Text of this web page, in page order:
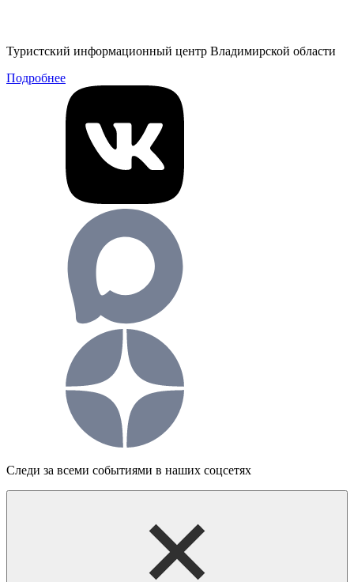
Туристский информационный центр Владимирской области
Подробнее
Следи за всеми событиями в наших соцсетях